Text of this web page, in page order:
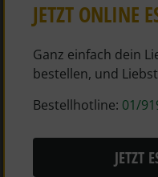
JETZT ONLINE
Ganz einfach dein
bestellen, und
Bestellhotline: 01/
JETZT